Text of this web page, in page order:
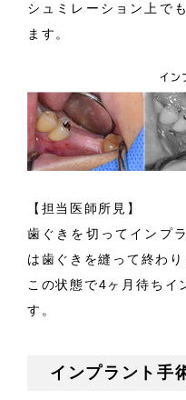
シュミレーション上で
ます。
【担当医師所見】
歯ぐきを切ってインプ
は歯ぐきを縫って終わり
この状態で4ヶ月待ちイ
す。
インプラント手